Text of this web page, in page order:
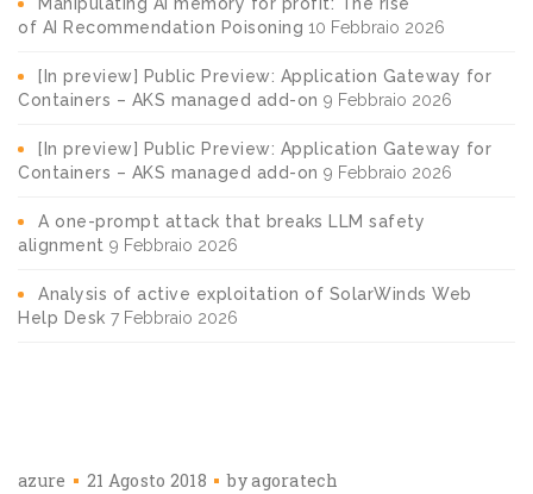
of AI Recommendation Poisoning 10 Febbraio 2026
[In preview] Public Preview: Application Gateway for
Containers – AKS managed add-on 9 Febbraio 2026
[In preview] Public Preview: Application Gateway for
Containers – AKS managed add-on 9 Febbraio 2026
A one-prompt attack that breaks LLM safety
alignment 9 Febbraio 2026
Analysis of active exploitation of SolarWinds Web
Help Desk 7 Febbraio 2026
azure 21 Agosto 2018 byagoratech